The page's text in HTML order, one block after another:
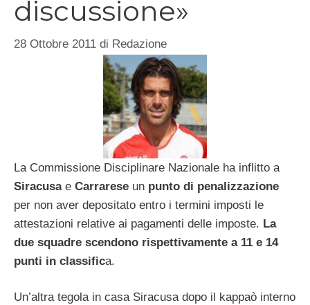
discussione»
28 Ottobre 2011 di Redazione
La Commissione Disciplinare Nazionale ha inflitto a
Siracusae Carrarese un punto di penalizzazione
per non aver depositato entro i termini imposti le
attestazioni relative ai pagamenti delle imposte. La
due squadre scendono rispettivamente a 11 e 14
punti in classifica.
Un’altra tegola in casa Siracusa dopo il kappaò interno